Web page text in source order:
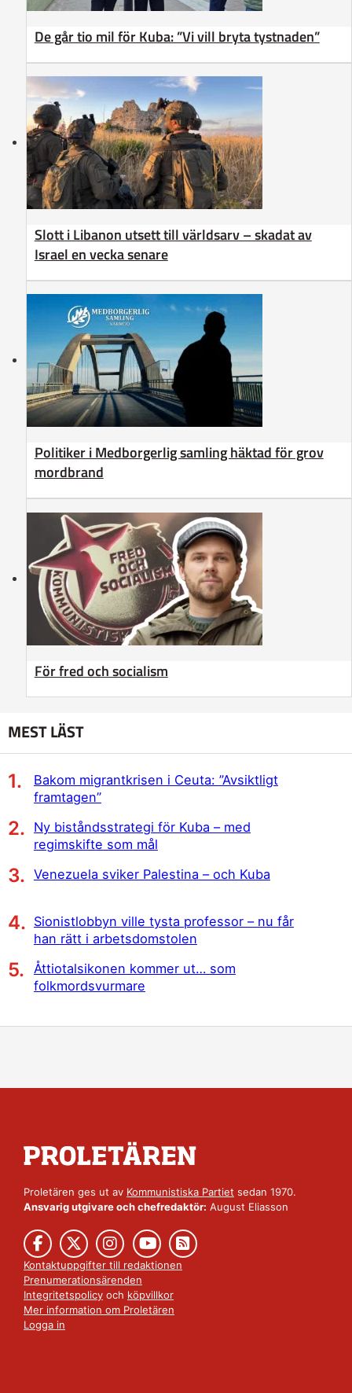
De går tio mil för Kuba: ”Vi vill bryta tystnaden”
Slott i Libanon utsett till världsarv – skadat av
Israel en vecka senare
Politiker i Medborgerlig samling häktad för grov
mordbrand
För fred och socialism
MEST LÄST
Bakom migrantkrisen i Ceuta: ”Avsiktligt
framtagen”
Ny biståndsstrategi för Kuba – med
regimskifte som mål
Venezuela sviker Palestina – och Kuba
Sionistlobbyn ville tysta professor – nu får
han rätt i arbetsdomstolen
Åttiotalsikonen kommer ut… som
folkmordsvurmare
Proletären ges ut av Kommunistiska Partiet sedan 1970.
Ansvarig utgivare och chefredaktör: August Eliasson
Kontaktuppgifter till redaktionen
Prenumerationsärenden
Integritetspolicy och köpvillkor
Mer information om Proletären
Logga in